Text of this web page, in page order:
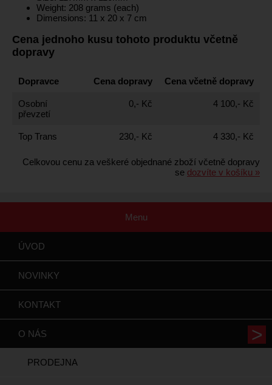
Weight: 208 grams (each)
Dimensions: 11 x 20 x 7 cm
Cena jednoho kusu tohoto produktu včetně
dopravy
Dopravce Cena dopravy Cena včetně dopravy
Osobní
převzetí
0,- Kč 4 100,- Kč
Top Trans 230,- Kč 4 330,- Kč
Celkovou cenu za veškeré objednané zboží včetně dopravy
se dozvíte v košíku »
Menu
ÚVOD
NOVINKY
KONTAKT
O NÁS
PRODEJNA